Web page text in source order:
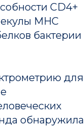
CD4+
MHC
бактерии
для
обнаружила